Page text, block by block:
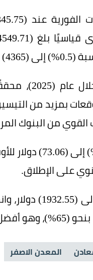
بمزيد من
من البنوك
على الإطلاق.
(15) عامًا.
المعدن الاصفر